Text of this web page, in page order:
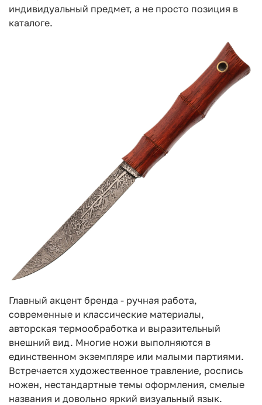
индивидуальный предмет, а не просто позиция в
каталоге.
Главный акцент бренда - ручная работа,
современные и классические материалы,
авторская термообработка и выразительный
внешний вид. Многие ножи выполняются в
единственном экземпляре или малыми партиями.
Встречается художественное травление, роспись
ножен, нестандартные темы оформления, смелые
названия и довольно яркий визуальный язык.